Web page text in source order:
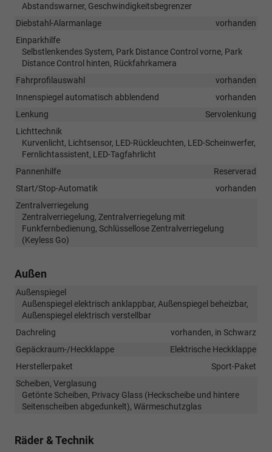
Abstandswarner, Geschwindigkeitsbegrenzer
Diebstahl-Alarmanlage
vorhanden
Einparkhilfe
Selbstlenkendes System, Park Distance Control vorne, Park
Distance Control hinten, Rückfahrkamera
Fahrprofilauswahl
vorhanden
Innenspiegel automatisch abblendend
vorhanden
Lenkung
Servolenkung
Lichttechnik
Kurvenlicht, Lichtsensor, LED-Rückleuchten, LED-Scheinwerfer,
Fernlichtassistent, LED-Tagfahrlicht
Pannenhilfe
Reserverad
Start/Stop-Automatik
vorhanden
Zentralverriegelung
Zentralverriegelung, Zentralverriegelung mit
Funkfernbedienung, Schlüssellose Zentralverriegelung
(Keyless Go)
Außen
Außenspiegel
Außenspiegel elektrisch anklappbar, Außenspiegel beheizbar,
Außenspiegel elektrisch verstellbar
Dachreling
vorhanden, in Schwarz
Gepäckraum-/Heckklappe
Elektrische Heckklappe
Herstellerpaket
Sport-Paket
Scheiben, Verglasung
Getönte Scheiben, Privacy Glass (Heckscheibe und hintere
Seitenscheiben abgedunkelt), Wärmeschutzglas
Räder & Technik